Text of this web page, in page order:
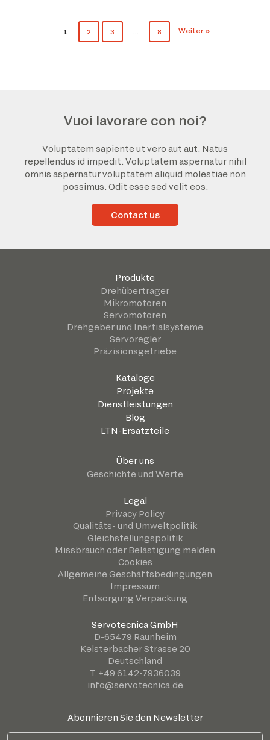
1 2 3 8 Weiter »
Vuoi lavorare con noi?
Voluptatem sapiente ut vero aut aut. Natus
repellendus id impedit. Voluptatem aspernatur nihil
omnis aspernatur voluptatem aliquid molestiae non
possimus. Odit esse sed velit eos.
Contact us
Produkte
Drehübertrager
Mikromotoren
Servomotoren
Drehgeber und Inertialsysteme
Servoregler
Präzisionsgetriebe
Kataloge
Projekte
Dienstleistungen
Blog
LTN-Ersatzteile
Über uns
Geschichte und Werte
Legal
Privacy Policy
Qualitäts- und Umweltpolitik
Gleichstellungspolitik
Missbrauch oder Belästigung melden
Cookies
Allgemeine Geschäftsbedingungen
Impressum
Entsorgung Verpackung
Servotecnica GmbH
D-65479 Raunheim
Kelsterbacher Strasse 20
Deutschland
T. +49 6142-7936039
info@servotecnica.de
Abonnieren Sie den Newsletter